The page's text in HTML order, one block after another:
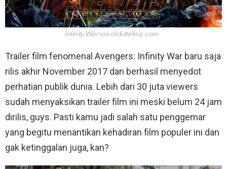
Infinity War via clickittefaq.com
Trailer film fenomenal Avengers: Infinity War baru saja
rilis akhir November 2017 dan berhasil menyedot
perhatian publik dunia. Lebih dari 30 juta viewers
sudah menyaksikan trailer film ini meski belum 24 jam
dirilis, guys. Pasti kamu jadi salah satu penggemar
yang begitu menantikan kehadiran film populer ini dan
gak ketinggalan juga, kan?